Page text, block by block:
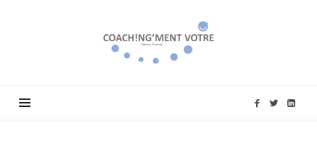
Coach!ng'ment
vôtre